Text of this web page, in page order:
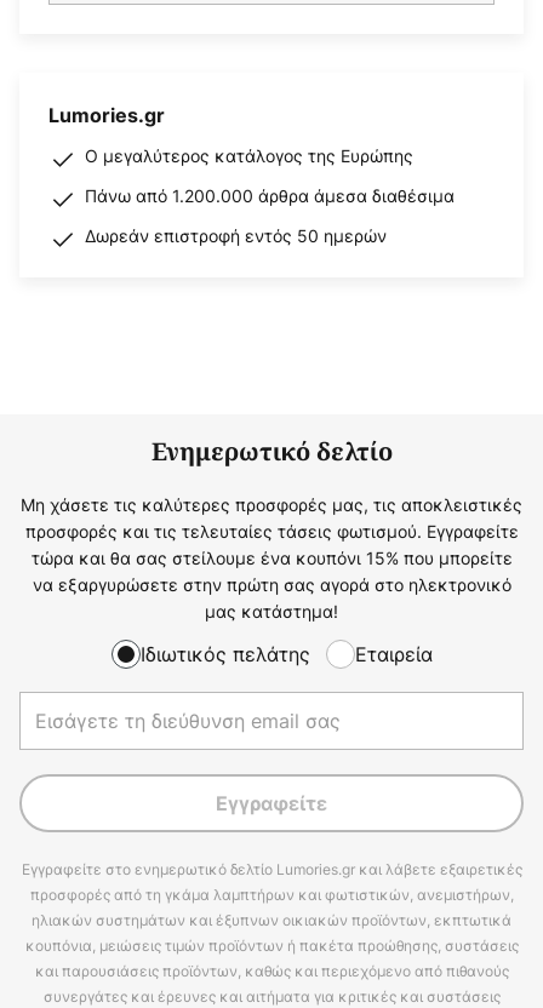
Lumories.gr
Ο μεγαλύτερος κατάλογος της Ευρώπης
Πάνω από 1.200.000 άρθρα άμεσα διαθέσιμα
Δωρεάν επιστροφή εντός 50 ημερών
Ενημερωτικό δελτίο
Μη χάσετε τις καλύτερες προσφορές μας, τις αποκλειστικές
προσφορές και τις τελευταίες τάσεις φωτισμού. Εγγραφείτε
τώρα και θα σας στείλουμε ένα κουπόνι 15% που μπορείτε
να εξαργυρώσετε στην πρώτη σας αγορά στο ηλεκτρονικό
μας κατάστημα!
Ιδιωτικός πελάτης Εταιρεία
Εγγραφείτε
Εγγραφείτε στο ενημερωτικό δελτίο Lumories.gr και λάβετε εξαιρετικές
προσφορές από τη γκάμα λαμπτήρων και φωτιστικών, ανεμιστήρων,
ηλιακών συστημάτων και έξυπνων οικιακών προϊόντων, εκπτωτικά
κουπόνια, μειώσεις τιμών προϊόντων ή πακέτα προώθησης, συστάσεις
και παρουσιάσεις προϊόντων, καθώς και περιεχόμενο από πιθανούς
συνεργάτες και έρευνες και αιτήματα για κριτικές και συστάσεις